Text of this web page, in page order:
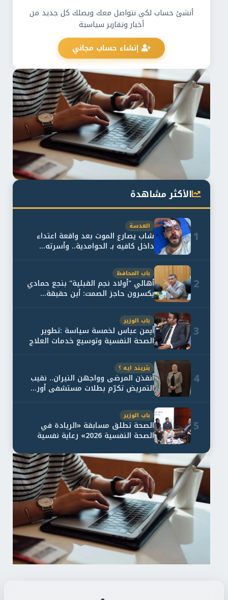
أنشئ حساب لكي نتواصل معك ويصلك كل جديد من
أخبار وتقارير سياسية
إنشاء حساب مجاني
الأكثر مشاهدة
1
العدسة
شاب يصارع الموت بعد واقعة اعتداء
داخل كافيه بـ الحوامدية.. وأسرته...
2
باب المحافظ
أهالي "أولاد نجم القبلية" بنجع حمادي
يكسرون حاجز الصمت: أين حقيقة...
3
باب الوزير
أيمن عباس لخمسة سياسة :تطوير
الصحة النفسية وتوسيع خدمات العلاج
4
بتريند ايه ؟
أنقذن المرضى وواجهن النيران.. نقيب
التمريض تكرّم بطلات مستشفى أور...
5
باب الوزير
الصحة تطلق مسابقة «الريادة في
الصحة النفسية 2026» رعاية نفسية